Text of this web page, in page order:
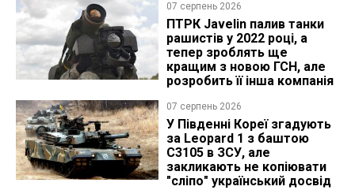
07 серпень 2026
ПТРК Javelin палив танки
рашистів у 2022 році, а
тепер зроблять ще
кращим з новою ГСН, але
розробить її інша компанія
07 серпень 2026
У Південні Кореї згадують
за Leopard 1 з баштою
C3105 в ЗСУ, але
закликають не копіювати
"сліпо" український досвід